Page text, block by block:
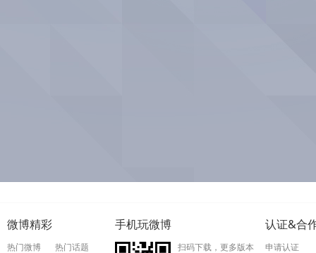
微博精彩
热门微博 热门话题
手机玩微博
扫码下载，更多版本
认证&合
申请认证